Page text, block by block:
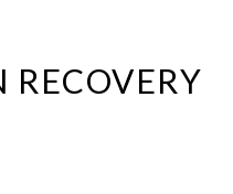
RECOVERY